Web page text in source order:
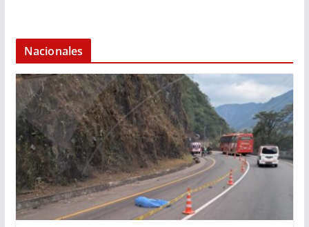
Nacionales